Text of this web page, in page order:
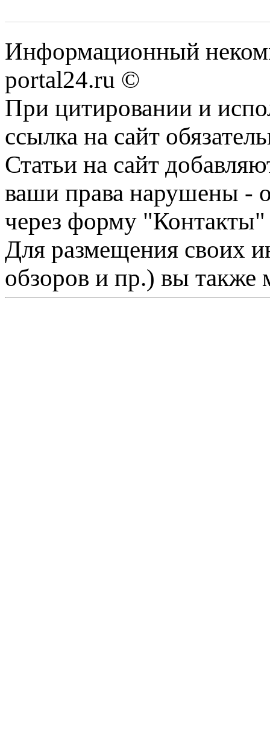
Информационный
portal24.ru ©
При цитировании и
ссылка на сайт
Статьи на сайт
ваши права нарушены -
через форму "Контакты"
Для размещения своих
обзоров и пр.) вы также